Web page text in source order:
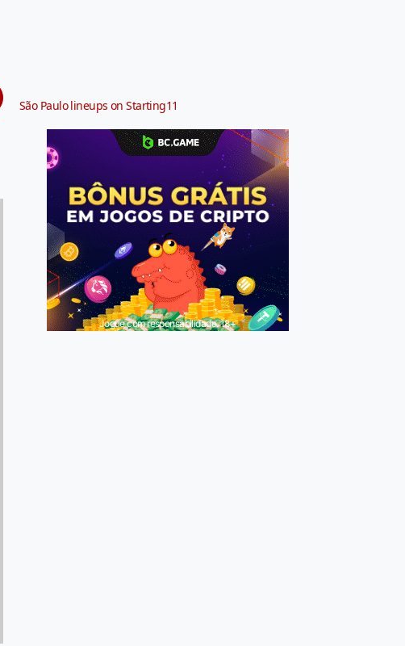
São Paulo lineups on Starting11
Jogue com responsabilidade. 18+